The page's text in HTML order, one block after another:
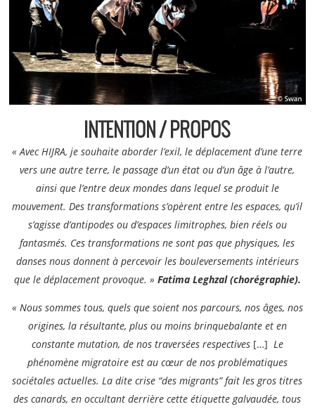
INTENTION / PROPOS
« Avec HIJRA, je souhaite aborder l’exil, le déplacement d’une terre
vers une autre terre, le passage d’un état ou d’un âge à l’autre,
ainsi que l’entre deux mondes dans lequel se produit le
mouvement. Des transformations s’opèrent entre les espaces, qu’il
s’agisse d’antipodes ou d’espaces limitrophes, bien réels ou
fantasmés. Ces transformations ne sont pas que physiques, les
danses nous donnent à percevoir les bouleversements intérieurs
que le déplacement provoque. » Fatima Leghzal (chorégraphie).
« Nous sommes tous, quels que soient nos parcours, nos âges, nos
origines, la résultante, plus ou moins brinquebalante et en
constante mutation, de nos traversées respectives […] Le
phénomène migratoire est au cœur de nos problématiques
sociétales actuelles. La dite crise “des migrants” fait les gros titres
des canards, en occultant derrière cette étiquette galvaudée, tous